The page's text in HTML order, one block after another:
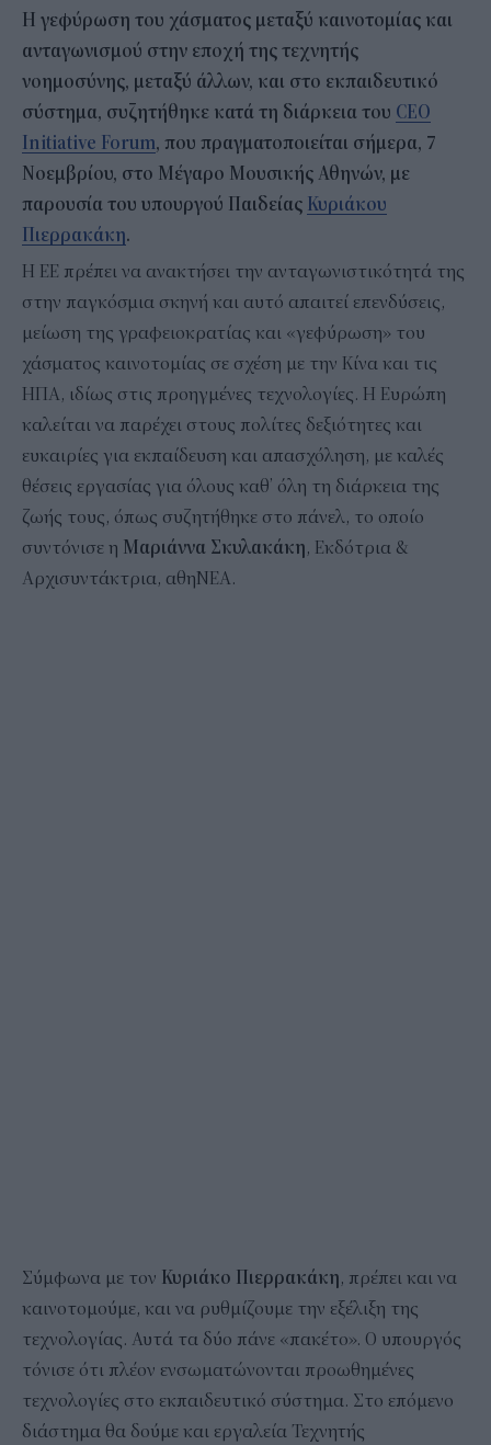
Η γεφύρωση του χάσματος μεταξύ καινοτομίας και
ανταγωνισμού στην εποχή της τεχνητής
νοημοσύνης, μεταξύ άλλων, και στο εκπαιδευτικό
σύστημα, συζητήθηκε κατά τη διάρκεια του CEO
Initiative Forum, που πραγματοποιείται σήμερα, 7
Νοεμβρίου, στο Μέγαρο Μουσικής Αθηνών, με
παρουσία του υπουργού Παιδείας Κυριάκου
Πιερρακάκη.
Η ΕΕ πρέπει να ανακτήσει την ανταγωνιστικότητά της
στην παγκόσμια σκηνή και αυτό απαιτεί επενδύσεις,
μείωση της γραφειοκρατίας και «γεφύρωση» του
χάσματος καινοτομίας σε σχέση με την Κίνα και τις
ΗΠΑ, ιδίως στις προηγμένες τεχνολογίες. Η Ευρώπη
καλείται να παρέχει στους πολίτες δεξιότητες και
ευκαιρίες για εκπαίδευση και απασχόληση, με καλές
θέσεις εργασίας για όλους καθ’ όλη τη διάρκεια της
ζωής τους, όπως συζητήθηκε στο πάνελ, το οποίο
συντόνισε η Μαριάννα Σκυλακάκη, Εκδότρια &
Αρχισυντάκτρια, αθηΝΕΑ.
Σύμφωνα με τον Κυριάκο Πιερρακάκη, πρέπει και να
καινοτομούμε, και να ρυθμίζουμε την εξέλιξη της
τεχνολογίας. Αυτά τα δύο πάνε «πακέτο». Ο υπουργός
τόνισε ότι πλέον ενσωματώνονται προωθημένες
τεχνολογίες στο εκπαιδευτικό σύστημα. Στο επόμενο
διάστημα θα δούμε και εργαλεία Τεχνητής